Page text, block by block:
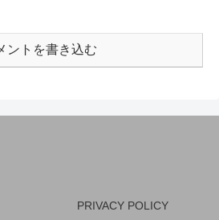
ントを書き込む
PRIVACY POLICY